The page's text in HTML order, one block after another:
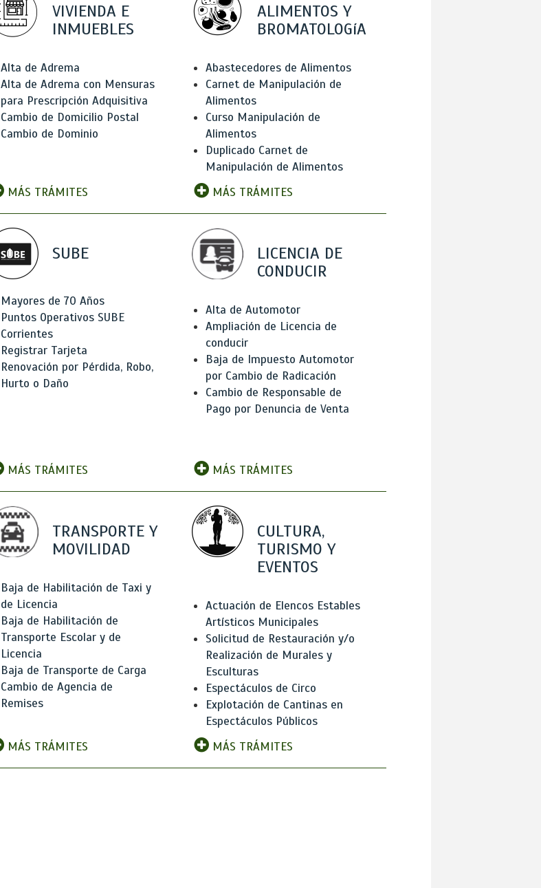
VIVIENDA E
INMUEBLES
Alta de Adrema
Alta de Adrema con Mensuras
para Prescripción Adquisitiva
Cambio de Domicilio Postal
Cambio de Dominio
MÁS TRÁMITES
ALIMENTOS Y
BROMATOLOGíA
Abastecedores de Alimentos
Carnet de Manipulación de
Alimentos
Curso Manipulación de
Alimentos
Duplicado Carnet de
Manipulación de Alimentos
MÁS TRÁMITES
SUBE
Mayores de 70 Años
Puntos Operativos SUBE
Corrientes
Registrar Tarjeta
Renovación por Pérdida, Robo,
Hurto o Daño
MÁS TRÁMITES
LICENCIA DE
CONDUCIR
Alta de Automotor
Ampliación de Licencia de
conducir
Baja de Impuesto Automotor
por Cambio de Radicación
Cambio de Responsable de
Pago por Denuncia de Venta
MÁS TRÁMITES
TRANSPORTE Y
MOVILIDAD
Baja de Habilitación de Taxi y
de Licencia
Baja de Habilitación de
Transporte Escolar y de
Licencia
Baja de Transporte de Carga
Cambio de Agencia de
Remises
MÁS TRÁMITES
CULTURA,
TURISMO Y
EVENTOS
Actuación de Elencos Estables
Artísticos Municipales
Solicitud de Restauración y/o
Realización de Murales y
Esculturas
Espectáculos de Circo
Explotación de Cantinas en
Espectáculos Públicos
MÁS TRÁMITES